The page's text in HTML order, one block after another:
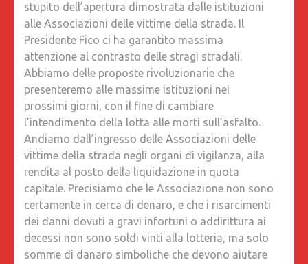
stupito dell’apertura dimostrata dalle istituzioni
alle Associazioni delle vittime della strada. Il
Presidente Fico ci ha garantito massima
attenzione al contrasto delle stragi stradali.
Abbiamo delle proposte rivoluzionarie che
presenteremo alle massime istituzioni nei
prossimi giorni, con il fine di cambiare
l’intendimento della lotta alle morti sull’asfalto.
Andiamo dall’ingresso delle Associazioni delle
vittime della strada negli organi di vigilanza, alla
rendita al posto della liquidazione in quota
capitale. Precisiamo che le Associazione non sono
certamente in cerca di denaro, e che i risarcimenti
dei danni dovuti a gravi infortuni o addirittura ai
decessi non sono soldi vinti alla lotteria, ma solo
somme di danaro simboliche che devono aiutare